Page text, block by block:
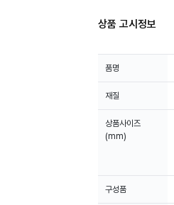
상품 고시정보
품명
재질
상품사이즈
(mm)
구성품